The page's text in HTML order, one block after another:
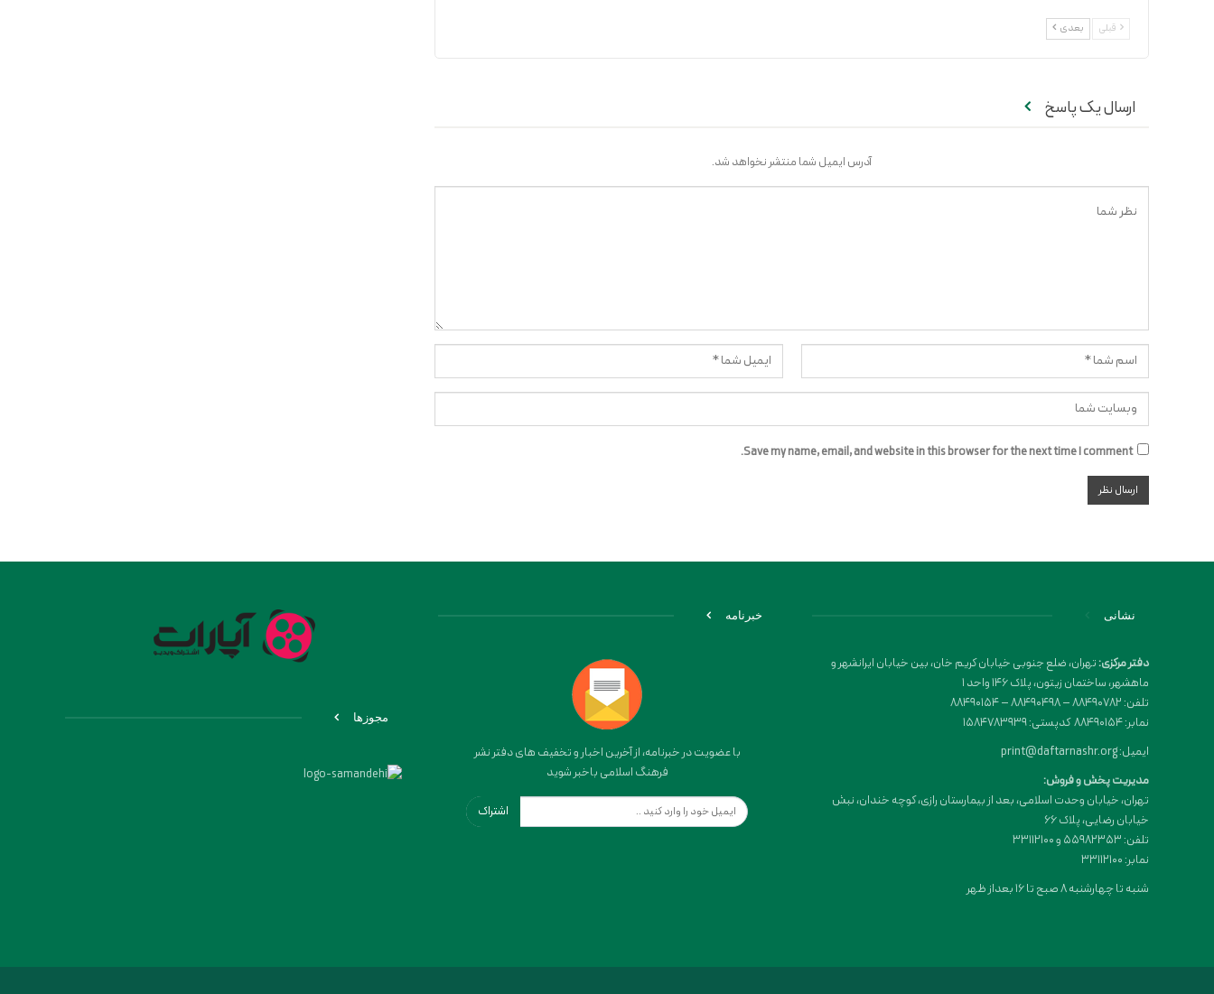
قبلی بعدی
ارسال یک پاسخ
آدرس ایمیل شما منتشر نخواهد شد.
Save my name, email, and website in this browser for the next time I comment.
نشانی
دفتر مرکزی:تهران، ضلع جنوبی خیابان کریم خان، بین خیابان ایرانشهر و
ماهشهر، ساختمان زیتون، پلاک 146 واحد 1
تلفن: 88490782 – 88490498 – 88490154
نمابر: 88490154 کدپستی: 1584783939
ایمیل: print@daftarnashr.org
مدیریت پخش و فروش:
تهران، خیابان وحدت اسلامی، بعد از بیمارستان رازی، کوچه خندان، نبش
خیابان رضایی، پلاک ۶۶
تلفن: 55982353 و 33112100
نمابر: 33112100
شنبه تا چهارشنبه 8 صبح تا 16 بعداز ظهر
خبرنامه
با عضویت در خبرنامه، از آخرین اخبار و تخفیف های دفتر نشر
فرهنگ اسلامی باخبر شوید
اشتراک
مجوزها